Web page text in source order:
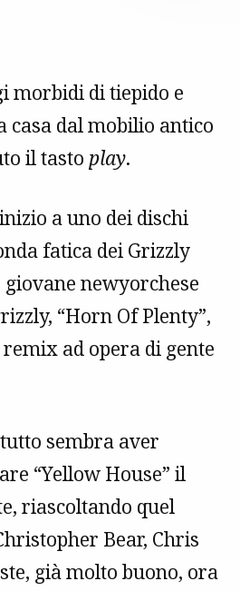
morbidi di tiepido e
casa dal mobilio antico
il tasto play.
a uno dei dischi
fatica dei Grizzly
newyorchese
“Horn Of Plenty”,
ad opera di gente
sembra aver
“Yellow House” il
riascoltando quel
Bear, Chris
già molto buono, ora